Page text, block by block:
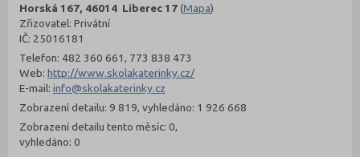
Horská 167, 46014 Liberec 17(Mapa)
Zřizovatel: Privátní
IČ: 25016181
Telefon: 482 360 661, 773 838 473
Web: http://www.skolakaterinky.cz/
E-mail: info@skolakaterinky.cz
Zobrazení detailu: 9 819, vyhledáno: 1 926 668
Zobrazení detailu tento měsíc: 0,
vyhledáno: 0